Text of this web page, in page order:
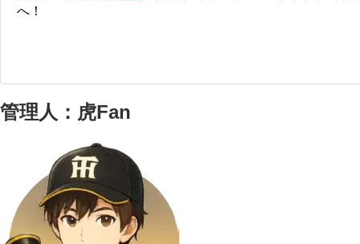
へ！
管理人：虎Fan